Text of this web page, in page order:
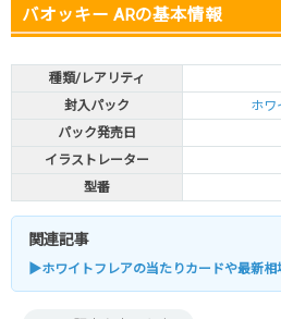
バオッキー ARの基本情報
種類/レアリティ
封入パック
ホワ
パック発売日
イラストレーター
型番
関連記事
▶ホワイトフレアの当たりカードや最新相